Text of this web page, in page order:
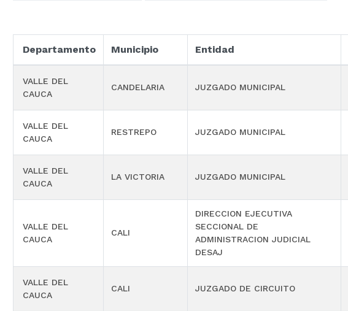
Departamento Municipio Entidad
VALLE DEL
CAUCA
CANDELARIA JUZGADO MUNICIPAL
VALLE DEL
CAUCA
RESTREPO JUZGADO MUNICIPAL
VALLE DEL
CAUCA
LA VICTORIA JUZGADO MUNICIPAL
VALLE DEL
CAUCA
CALI
DIRECCION EJECUTIVA
SECCIONAL DE
ADMINISTRACION JUDICIAL
DESAJ
VALLE DEL
CAUCA
CALI JUZGADO DE CIRCUITO